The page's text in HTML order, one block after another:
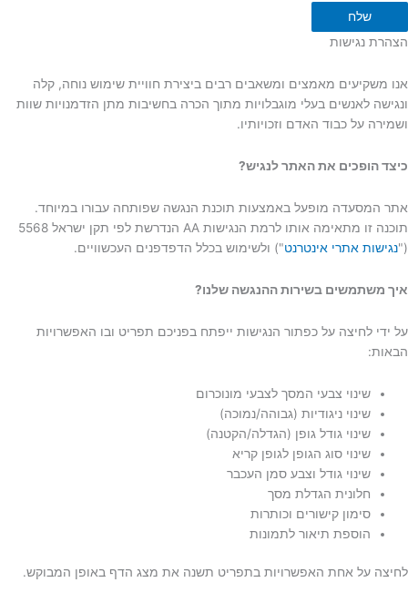
שלח
הצהרת נגישות
אנו משקיעים מאמצים ומשאבים רבים ביצירת חוויית שימוש נוחה, קלה
ונגישה לאנשים בעלי מוגבלויות מתוך הכרה בחשיבות מתן הזדמנויות שוות
ושמירה על כבוד האדם וזכויותיו.
כיצד הופכים את האתר לנגיש?
אתר המסעדה מופעל באמצעות תוכנת הנגשה שפותחה עבורו במיוחד.
תוכנה זו מתאימה אותו לרמת הנגישות AA הנדרשת לפי תקן ישראל 5568
("נגישות אתרי אינטרנט") ולשימוש בכלל הדפדפנים העכשוויים.
איך משתמשים בשירות ההנגשה שלנו?
על ידי לחיצה על כפתור הנגישות ייפתח בפניכם תפריט ובו האפשרויות
הבאות:
שינוי צבעי המסך לצבעי מונוכרום
שינוי ניגודיות (גבוהה/נמוכה)
שינוי גודל גופן (הגדלה/הקטנה)
שינוי סוג הגופן לגופן קריא
שינוי גודל וצבע סמן העכבר
חלונית הגדלת מסך
סימון קישורים וכותרות
הוספת תיאור לתמונות
לחיצה על אחת האפשרויות בתפריט תשנה את מצג הדף באופן המבוקש.